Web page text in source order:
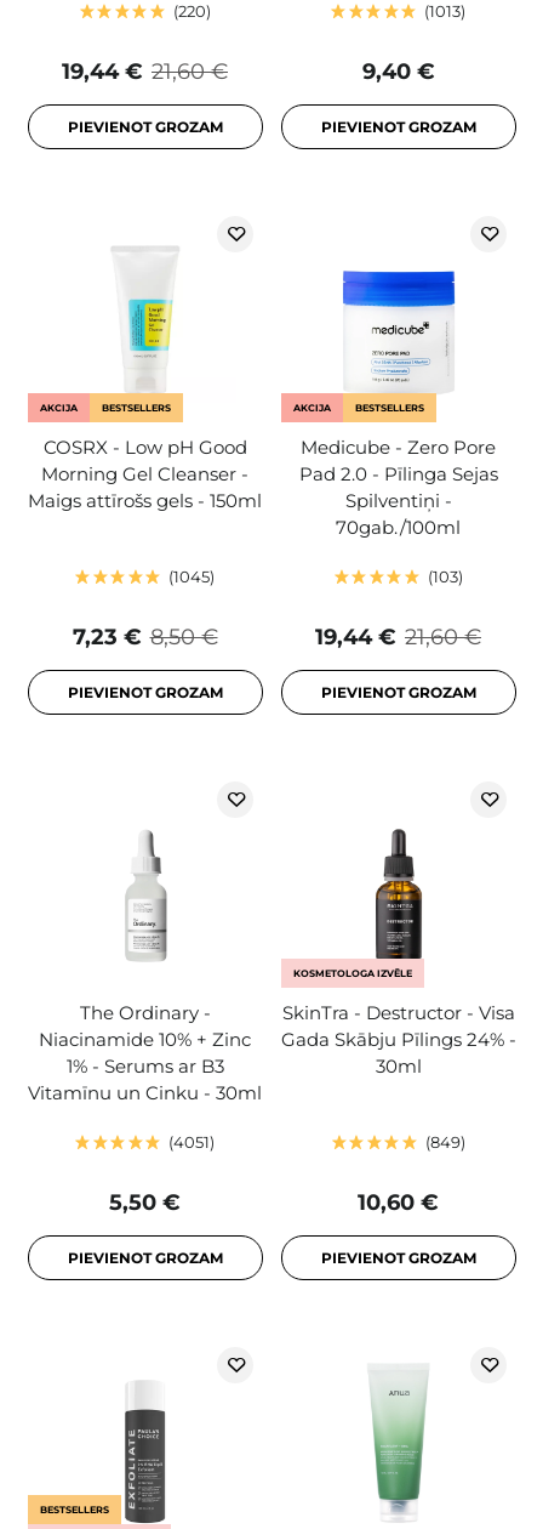
220
21,60 €
19,44 €
PIEVIENOT GROZAM
1013
9,40 €
PIEVIENOT GROZAM
AKCIJA BESTSELLERS
COSRX - Low pH Good
Morning Gel Cleanser -
Maigs attīrošs gels - 150ml
1045
8,50 €
7,23 €
PIEVIENOT GROZAM
AKCIJA BESTSELLERS
Medicube - Zero Pore
Pad 2.0 - Pīlinga Sejas
Spilventiņi -
70gab./100ml
103
21,60 €
19,44 €
PIEVIENOT GROZAM
The Ordinary -
Niacinamide 10% + Zinc
1% - Serums ar B3
Vitamīnu un Cinku - 30ml
4051
5,50 €
PIEVIENOT GROZAM
KOSMETOLOGA IZVĒLE
SkinTra - Destructor - Visa
Gada Skābju Pīlings 24% -
30ml
849
10,60 €
PIEVIENOT GROZAM
BESTSELLERS